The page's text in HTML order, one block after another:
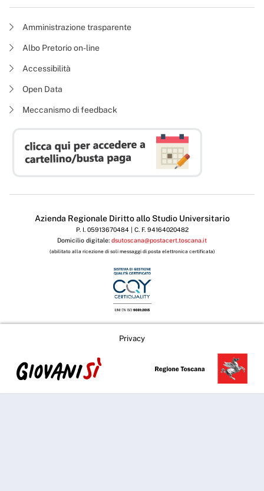
Amministrazione trasparente
Albo Pretorio on-line
Accessibilità
Open Data
Meccanismo di feedback
Azienda Regionale Diritto allo Studio Universitario
P. I. 05913670484 | C. F. 94164020482
Domicilio digitale: dsutoscana@postacert.toscana.it
(abilitato alla ricezione di soli messaggi di posta elettronica certificata)
Privacy